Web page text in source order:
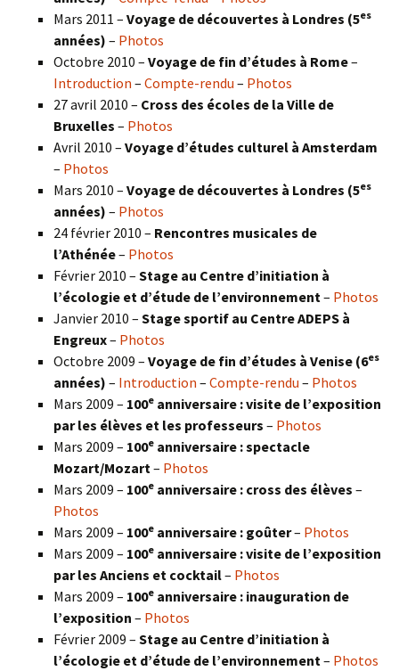
Mars 2011 – Voyage de découvertes à Londres (5es
années) – Photos
Octobre 2010 – Voyage de fin d’études à Rome–
Introduction – Compte-rendu – Photos
27 avril 2010 – Cross des écoles de la Ville de
Bruxelles – Photos
Avril 2010 – Voyage d’études culturel à Amsterdam
– Photos
Mars 2010 – Voyage de découvertes à Londres (5es
années) – Photos
24 février 2010 – Rencontres musicales de
l’Athénée– Photos
Février 2010 – Stage au Centre d’initiation à
l’écologie et d’étude de l’environnement – Photos
Janvier 2010 – Stage sportif au Centre ADEPS à
Engreux– Photos
Octobre 2009 – Voyage de fin d’études à Venise (6es
années) – Introduction – Compte-rendu – Photos
Mars 2009 – 100e anniversaire : visite de l’exposition
par les élèves et les professeurs – Photos
Mars 2009 – 100e anniversaire : spectacle
Mozart/Mozart – Photos
Mars 2009 – 100e anniversaire : cross des élèves –
Photos
Mars 2009 – 100e anniversaire : goûter– Photos
Mars 2009 – 100e anniversaire : visite de l’exposition
par les Anciens et cocktail– Photos
Mars 2009 – 100e anniversaire : inauguration de
l’exposition – Photos
Février 2009 – Stage au Centre d’initiation à
l’écologie et d’étude de l’environnement – Photos